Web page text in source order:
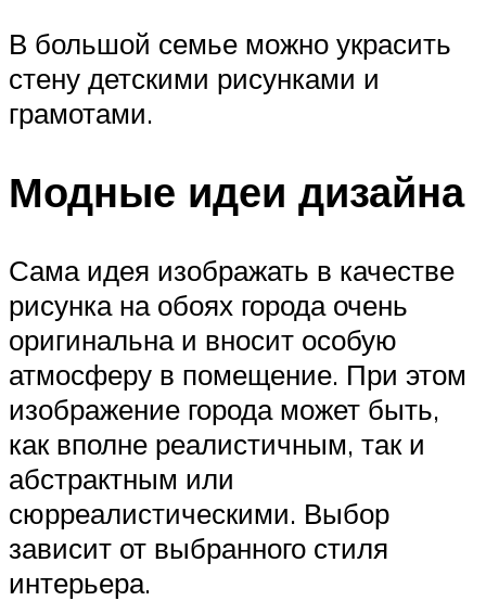
В большой семье можно украсить
стену детскими рисунками и
грамотами.
Модные идеи дизайна
Сама идея изображать в качестве
рисунка на обоях города очень
оригинальна и вносит особую
атмосферу в помещение. При этом
изображение города может быть,
как вполне реалистичным, так и
абстрактным или
сюрреалистическими. Выбор
зависит от выбранного стиля
интерьера.